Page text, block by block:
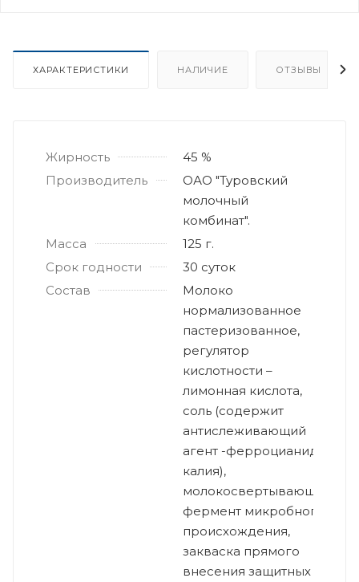
ХАРАКТЕРИСТИКИ НАЛИЧИЕ ОТЗЫВЫ
Жирность
45 %
Производитель
ОАО "Туровский
молочный
комбинат".
Масса
125 г.
Срок годности
30 суток
Состав
Молоко
нормализованное
пастеризованное,
регулятор
кислотности –
лимонная кислота,
соль (содержит
антислеживающий
агент -ферроцианид
калия),
молокосвертывающий
фермент микробного
происхождения,
закваска прямого
внесения защитных